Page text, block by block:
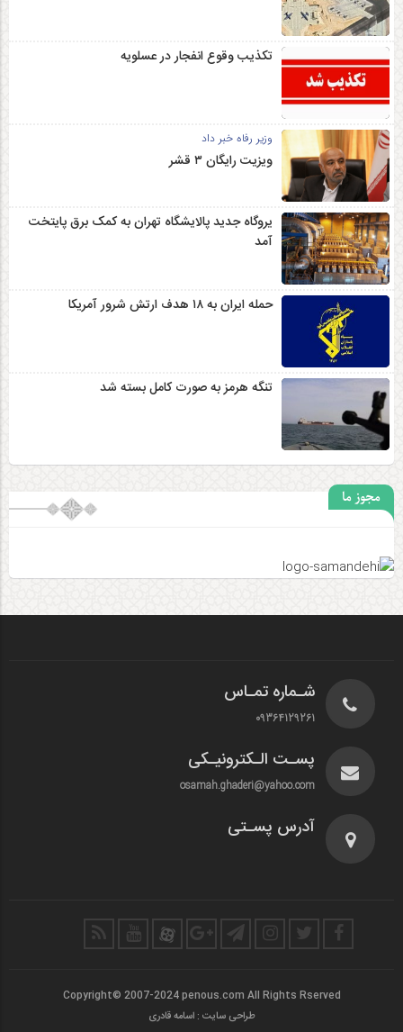
تکذیب وقوع انفجار در عسلویه
وزیر رفاه خبر داد
ویزیت رایگان ۳ قشر
یروگاه جدید پالایشگاه تهران به کمک برق پایتخت
آمد
حمله ایران به ۱۸ هدف ارتش شرور آمریکا
تنگه هرمز به صورت کامل بسته شد
مجوز ما
شـماره تمـاس
09364129261
پسـت الـکترونیـکی
osamah.ghaderi@yahoo.com
آدرس پسـتی
Copyright© 2007-2024 penous.com All Rights Rserved
طراحی سایت : اسامه قادری